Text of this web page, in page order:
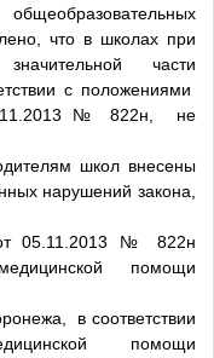
что в школах при
части
с положениями
№ 822н, не
школ внесены
нарушений закона,
05.11.2013 № 822н
помощи
в соответствии
помощи